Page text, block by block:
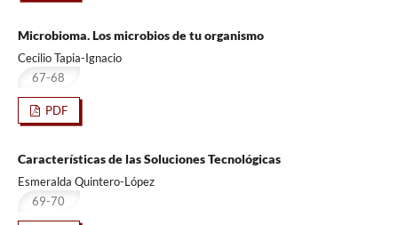
Microbioma. Los microbios de tu organismo
Cecilio Tapia-Ignacio
67-68
PDF
Características de las Soluciones Tecnológicas
Esmeralda Quintero-López
69-70